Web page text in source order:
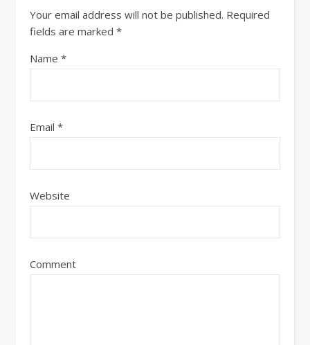
Your email address will not be published. Required
fields are marked *
Name *
Email *
Website
Comment